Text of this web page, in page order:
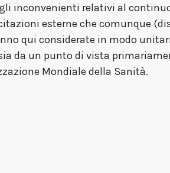
inconvenienti relativi al
esterne che comunque
qui considerate in modo
da un punto di vista
Mondiale della Sanità.